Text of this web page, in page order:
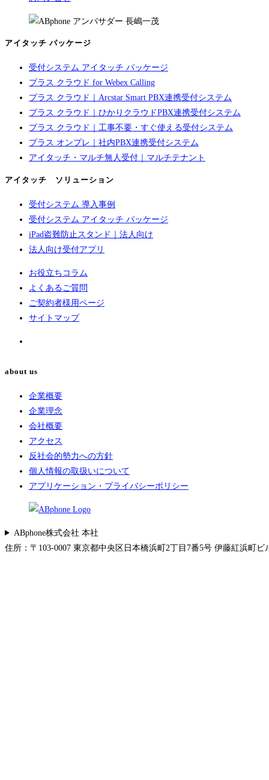
アイタッチ パッケージ
受付システム アイタッチ パッケージ
プラス クラウド for Webex Calling
プラス クラウド｜Arcstar Smart PBX連携受付システム
プラス クラウド｜ひかりクラウドPBX連携受付システム
プラス クラウド｜工事不要・すぐ使える受付システム
プラス オンプレ｜社内PBX連携受付システム
アイタッチ・マルチ無人受付｜マルチテナント
アイタッチ ソリューション
受付システム 導入事例
受付システム アイタッチ パッケージ
iPad盗難防止スタンド｜法人向け
法人向け受付アプリ
お役立ちコラム
よくあるご質問
ご契約者様用ページ
サイトマップ
about us
企業概要
企業理念
会社概要
アクセス
反社会的勢力への方針
個人情報の取扱いについて
アプリケーション・プライバシーポリシー
ABphone株式会社 本社
住所：〒103-0007 東京都中央区日本橋浜町2丁目7番5号 伊藤紅浜町